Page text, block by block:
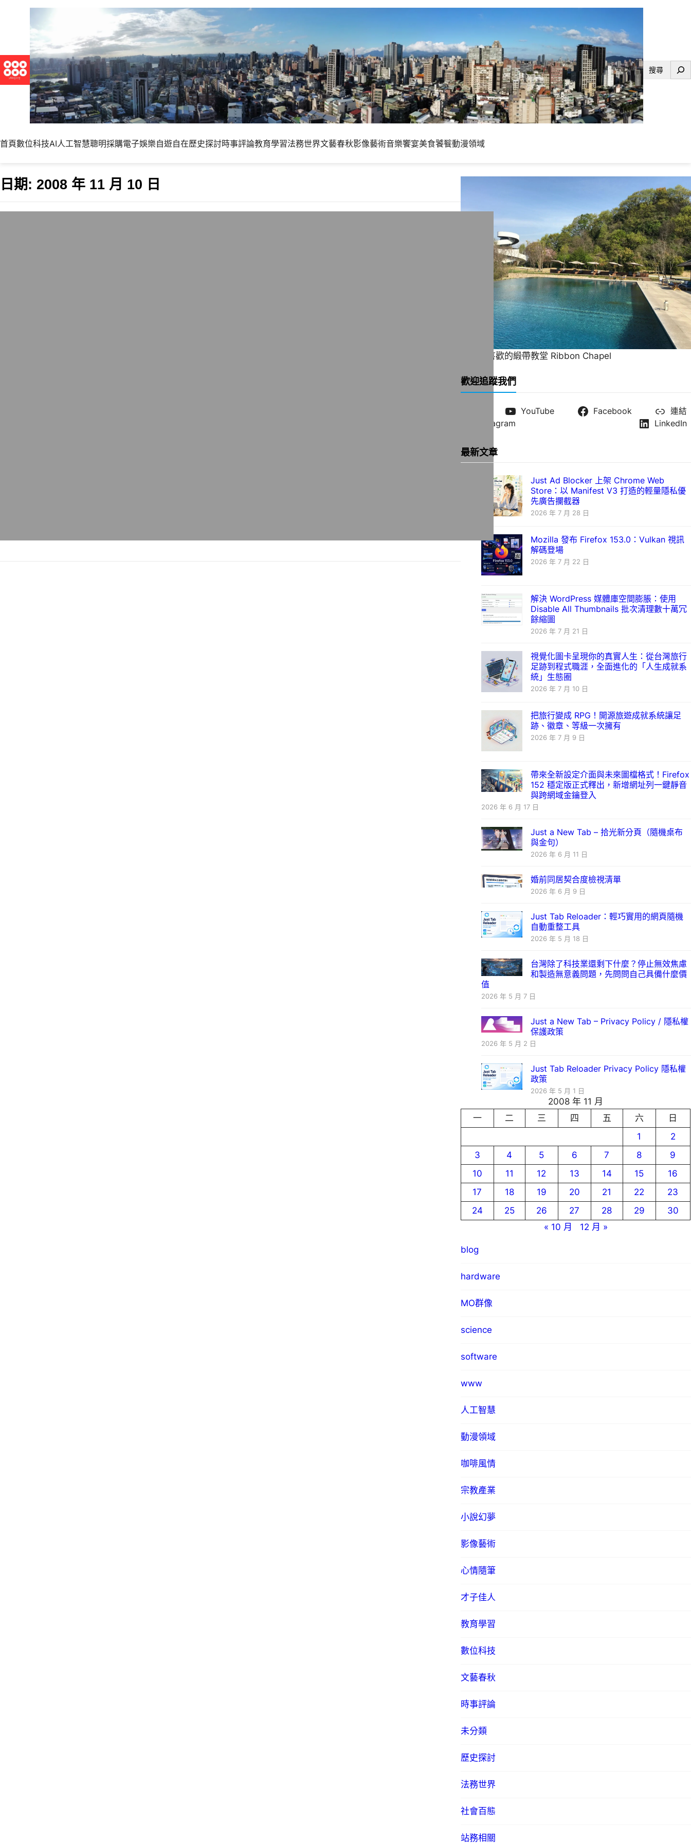
搜
首頁數位科技AI人工智慧聰明採購電子娛樂自遊自在歷史探討時事評論教育學習法務世界文藝春秋影像藝術音樂饗宴美食饕餮動漫領域
日期: 2008 年 11 月 10 日
一直很喜歡的緞帶教堂 Ribbon Chapel
歡迎追蹤我們
YouTube Facebook
連結
Instagram
LinkedIn
最新文章
Just Ad Blocker 上架 Chrome Web
Store：以 Manifest V3 打造的輕量隱私優
先廣告攔截器
2026 年 7 月 28 日
Mozilla 發布 Firefox 153.0：Vulkan 視訊
解碼登場
2026 年 7 月 22 日
解決 WordPress 媒體庫空間膨脹：使用
Disable All Thumbnails 批次清理數十萬冗
餘縮圖
2026 年 7 月 21 日
視覺化圖卡呈現你的真實人生：從台灣旅行
足跡到程式職涯，全面進化的「人生成就系
統」生態圈
2026 年 7 月 10 日
把旅行變成 RPG！開源旅遊成就系統讓足
跡、徽章、等級一次擁有
2026 年 7 月 9 日
帶來全新設定介面與未來圖檔格式！Firefox
152 穩定版正式釋出，新增網址列一鍵靜音
與跨網域金鑰登入
2026 年 6 月 17 日
Just a New Tab – 拾光新分頁（隨機桌布
與金句）
2026 年 6 月 11 日
婚前同居契合度檢視清單
2026 年 6 月 9 日
Just Tab Reloader：輕巧實用的網頁隨機
自動重整工具
2026 年 5 月 18 日
台灣除了科技業還剩下什麼？停止無效焦慮
和製造無意義問題，先問問自己具備什麼價
值
2026 年 5 月 7 日
Just a New Tab – Privacy Policy / 隱私權
保護政策
2026 年 5 月 2 日
Just Tab Reloader Privacy Policy 隱私權
政策
2026 年 5 月 1 日
2008 年 11 月
一
二 三 四 五 六
日
1
2
3
4 5 6 7 8
9
10
11 12 13 14 15
16
17
18 19 20 21 22
23
24
25 26 27 28 29
30
« 10 月
12 月 »
blog
hardware
MO群像
science
software
www
人工智慧
動漫領域
咖啡風情
宗教產業
小說幻夢
影像藝術
心情隨筆
才子佳人
教育學習
數位科技
文藝春秋
時事評論
未分類
歷史探討
法務世界
社會百態
站務相關